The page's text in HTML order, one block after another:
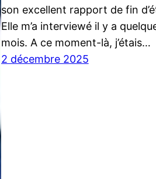
son excellent rapport de fin
Elle m’a interviewé il y a
mois. A ce moment-là, j’étais…
2 décembre 2025